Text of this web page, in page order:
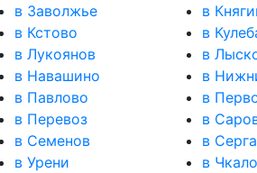
в Заволжье
в
в Кстово
в
в Лукоянов
в
в Навашино
в
в Павлово
в
в Перевоз
в
в Семенов
в
в Урени
в